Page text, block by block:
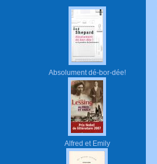
Absolument dé-bor-dée!
Alfred et Emily